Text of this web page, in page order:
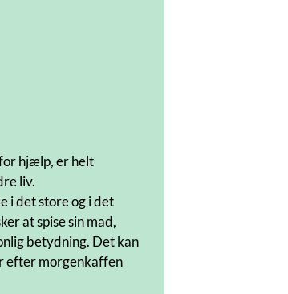
hjælp, er helt
liv.
i det store og i det
at spise sin mad,
betydning. Det kan
efter morgenkaffen